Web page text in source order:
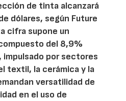
de tinta alcanzará
dólares, según Future
cifra supone un
del 8,9%
por sectores
textil, la cerámica y la
versatilidad de
en el uso de